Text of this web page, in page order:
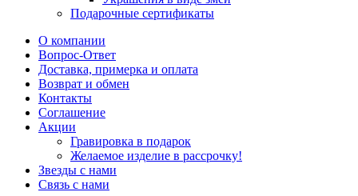
Подарочные сертификаты
О компании
Вопрос-Ответ
Доставка, примерка и оплата
Возврат и обмен
Контакты
Соглашение
Акции
Гравировка в подарок
Желаемое изделие в рассрочку!
Звезды с нами
Связь с нами